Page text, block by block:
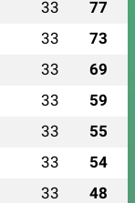
33 77
33 73
33 69
33 59
33 55
33 54
33 48